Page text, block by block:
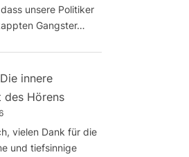
unsere Politiker
Gangster…
Die innere
des Hörens
vielen Dank für die
und tiefsinnige